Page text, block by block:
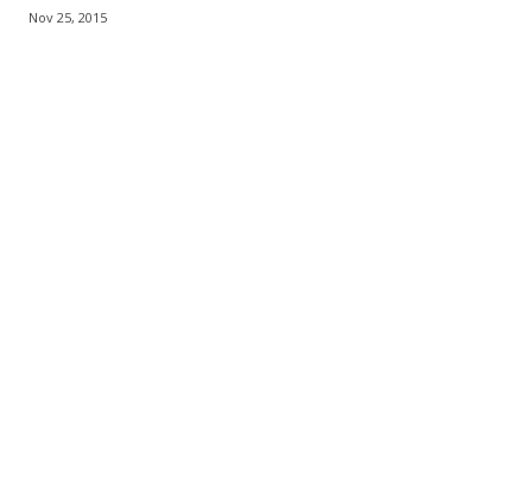
Nov 25, 2015